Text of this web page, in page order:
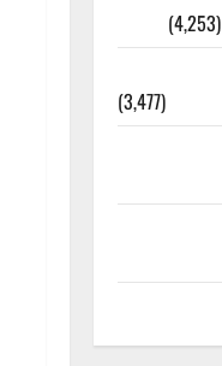
(4,253)
(3,477)